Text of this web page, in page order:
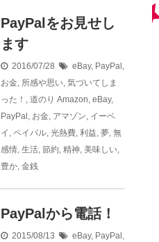
PayPalをお見せし
ます
2016/07/28 eBay, PayPal ,
お金, 所感や思い, 気づいてしま
った！ , 道のり Amazon, eBay,
PayPal , お金, アマゾン, イーベ
イ , ペイパル, 光熱費, 利益, 夢, 無
感情, 生活, 節約, 精神, 美味しい,
豊か, 金銭
PayPalから電話！
2015/08/13 eBay, PayPal ,